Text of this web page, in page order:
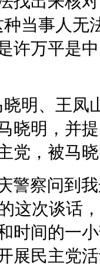
当事人
许万平是
明、王凤
晓明，并
党，被马
警察问到
这次谈话
时间的一
展民主党